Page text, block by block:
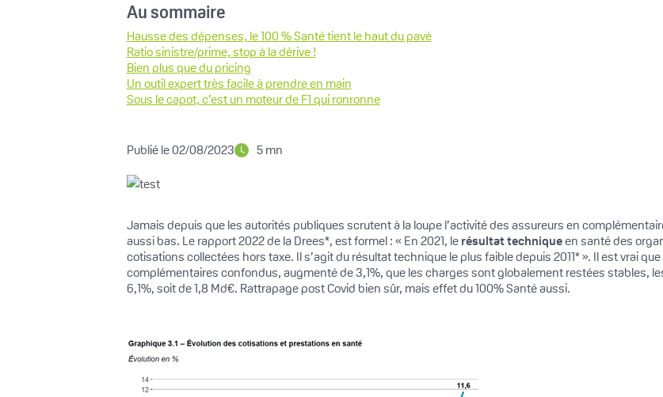
Au sommaire
Hausse des dépenses, le 100 % Santé tient le haut du pavé
Ratio sinistre/prime, stop à la dérive !
Bien plus que du pricing
Un outil expert très facile à prendre en main
Sous le capot, c’est un moteur de F1 qui ronronne
Publié le 02/08/2023 5 mn
Jamais depuis que les autorités publiques scrutent à la loupe l’activité des assureurs en
aussi bas. Le rapport 2022 de la Drees*, est formel : « En 2021, lerésultat techniqueen santé des
cotisations collectées hors taxe. Il s’agit du résultat technique le plus faible depuis 2011* ». Il est vrai
complémentaires confondus, augmenté de 3,1%, que les charges sont globalement restées stables,
6,1%, soit de 1,8 Md€. Rattrapage post Covid bien sûr, mais effet du 100% Santé aussi.